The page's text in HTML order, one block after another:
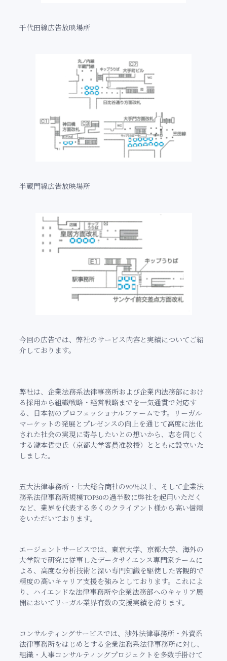
千代田線広告放映場所
半蔵門線広告放映場所
今回の広告では、弊社のサービス内容と実績についてご紹
介しております。
弊社は、企業法務系法律事務所および企業内法務部におけ
る採用から組織戦略・経営戦略までを一気通貫で対応す
る、日本初のプロフェッショナルファームです。リーガル
マーケットの発展とプレゼンスの向上を通じて高度に法化
された社会の実現に寄与したいとの想いから、志を同じく
する瀧本哲史氏（京都大学客員准教授）とともに設立いた
しました。
五大法律事務所・七大総合商社の90％以上、そして企業法
務系法律事務所規模TOP30の過半数に弊社を起用いただく
など、業界を代表する多くのクライアント様から高い信頼
をいただいております。
エージェントサービスでは、東京大学、京都大学、海外の
大学院で研究に従事したデータサイエンス専門家チームに
よる、高度な分析技術と深い専門知識を駆使した客観的で
精度の高いキャリア支援を強みとしております。これによ
り、ハイエンドな法律事務所や企業法務部へのキャリア展
開においてリーガル業界有数の支援実績を誇ります。
コンサルティングサービスでは、渉外法律事務所・外資系
法律事務所をはじめとする企業法務系法律事務所に対し、
組織・人事コンサルティングプロジェクトを多数手掛けて